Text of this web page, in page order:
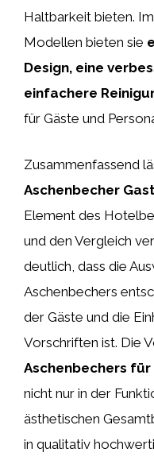
Haltbarkeit bieten.
Modellen bieten sie
Design, eine
einfachere
für Gäste und
Zusammenfassend
Aschenbecher
Element des
und den Vergleich
deutlich, dass die
Aschenbechers
der Gäste und die
Vorschriften ist. Die
Aschenbechers
nicht nur in der
ästhetischen
in qualitativ